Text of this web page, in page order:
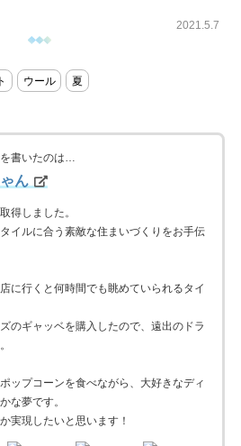
2021.5.7
ウール 夏
書いたのは…
ん
得しました。
イルに合う素敵な住まいづくりをお手伝
に行くと何時間でも眺めていられるタイ
のギャッベを購入したので、遠出のドラ
ップコーンを食べながら、大好きなディ
な夢です。
実現したいと思います！